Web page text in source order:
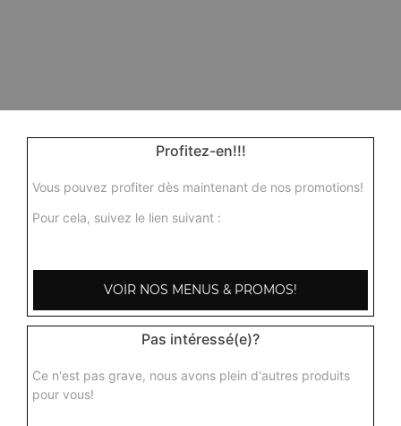
Profitez-en!!!
Vous pouvez profiter dès maintenant de nos promotions!
Pour cela, suivez le lien suivant :
VOIR NOS MENUS & PROMOS!
Pas intéressé(e)?
Ce n'est pas grave, nous avons plein d'autres produits
pour vous!